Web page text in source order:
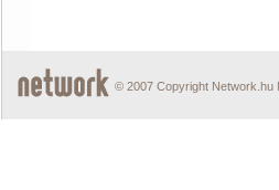
© 2007 Copyright Network.hu